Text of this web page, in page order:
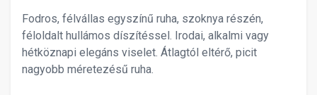
Fodros, félvállas egyszínű ruha, szoknya részén,
féloldalt hullámos díszítéssel. Irodai, alkalmi vagy
hétköznapi elegáns viselet. Átlagtól eltérő, picit
nagyobb méretezésű ruha.